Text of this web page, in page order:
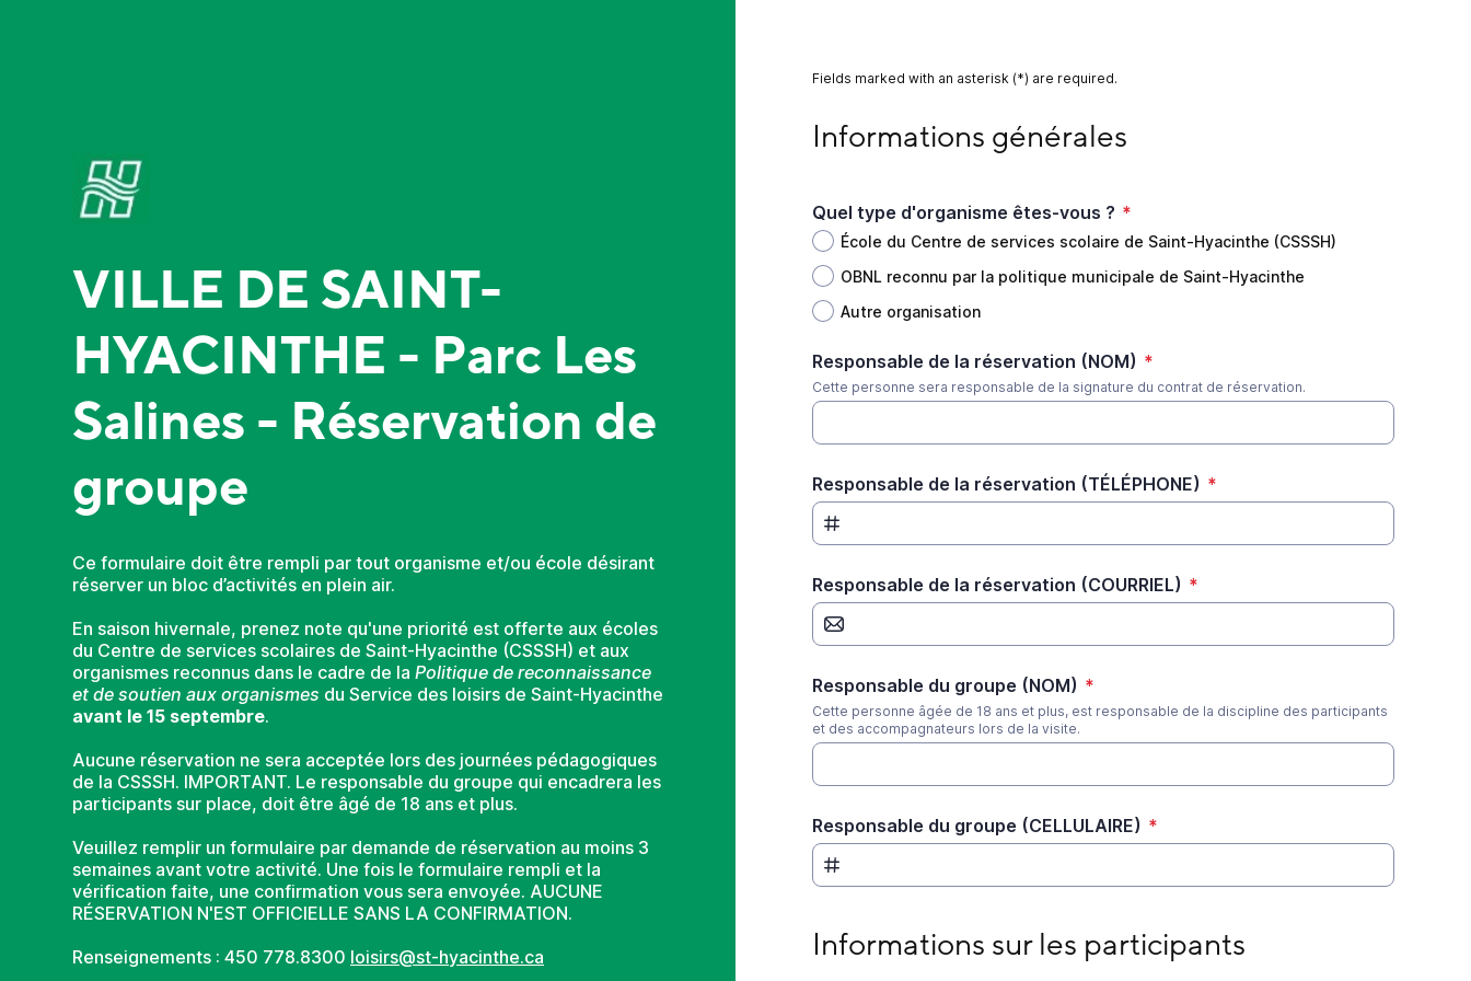
VILLE DE SAINT-
HYACINTHE - Parc Les
Salines - Réservation de
groupe
Ce formulaire doit être rempli par tout organisme et/ou école désirant
réserver un bloc d’activités en plein air.
En saison hivernale, prenez note qu'une priorité est offerte aux écoles
du Centre de services scolaires de Saint-Hyacinthe (CSSSH) et aux
organismes reconnus dans le cadre de la Politique de reconnaissance
et de soutien aux organismes du Service des loisirs de Saint-Hyacinthe
avant le 15 septembre.
Aucune réservation ne sera acceptée lors des journées pédagogiques
de la CSSSH. IMPORTANT. Le responsable du groupe qui encadrera les
participants sur place, doit être âgé de 18 ans et plus.
Veuillez remplir un formulaire par demande de réservation au moins 3
semaines avant votre activité. Une fois le formulaire rempli et la
vérification faite, une confirmation vous sera envoyée. AUCUNE
RÉSERVATION N'EST OFFICIELLE SANS LA CONFIRMATION.
Renseignements : 450 778.8300 loisirs@st-hyacinthe.ca
Fields marked with an asterisk (*) are required.
Informations générales
Quel type d'organisme êtes-vous ? *
École du Centre de services scolaire de Saint-Hyacinthe (CSSSH)
OBNL reconnu par la politique municipale de Saint-Hyacinthe
Autre organisation
Responsable de la réservation (NOM) *
Cette personne sera responsable de la signature du contrat de réservation.
Responsable de la réservation (TÉLÉPHONE) *
Responsable de la réservation (COURRIEL) *
Responsable du groupe (NOM) *
Cette personne âgée de 18 ans et plus, est responsable de la discipline des participants
et des accompagnateurs lors de la visite.
Responsable du groupe (CELLULAIRE) *
Informations sur les participants